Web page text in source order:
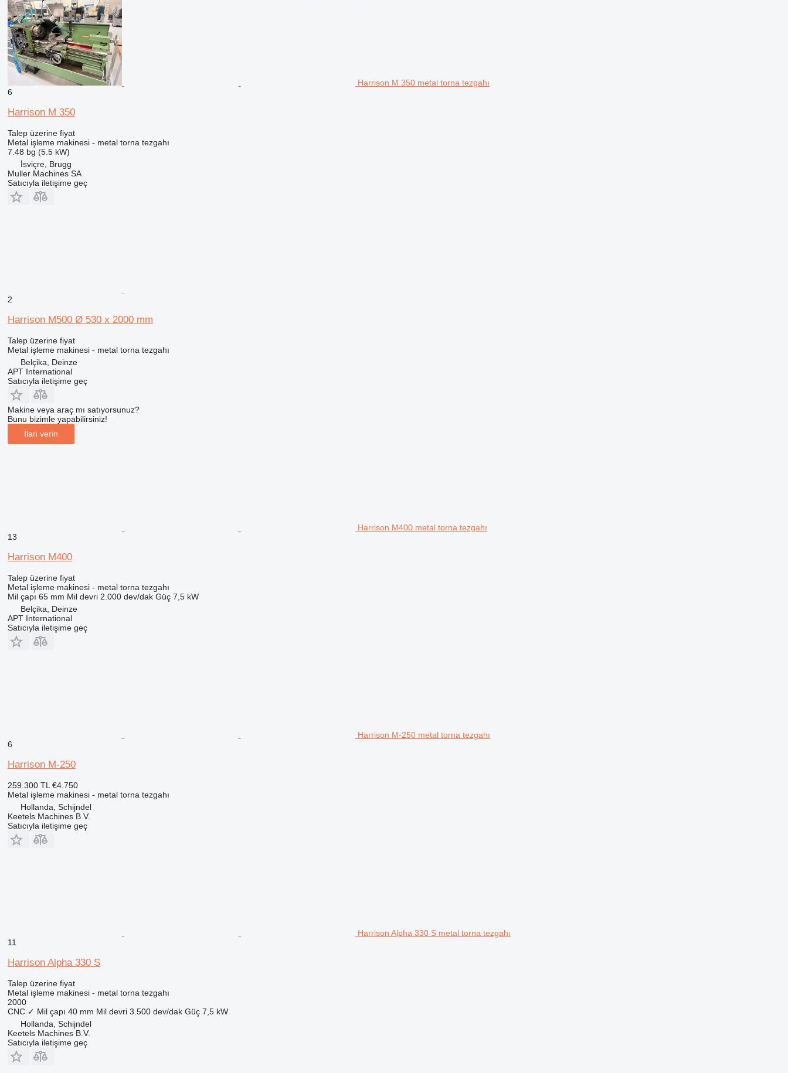
Harrison M 350 metal torna tezgahı
6
Harrison M 350
Talep üzerine fiyat
Metal işleme makinesi - metal torna tezgahı
7.48 bg (5.5 kW)
İsviçre, Brugg
Muller Machines SA
Satıcıyla iletişime geç
2
Harrison M500 Ø 530 x 2000 mm
Talep üzerine fiyat
Metal işleme makinesi - metal torna tezgahı
Belçika, Deinze
APT International
Satıcıyla iletişime geç
Makine veya araç mı satıyorsunuz?
Bunu bizimle yapabilirsiniz!
İlan verin
Harrison M400 metal torna tezgahı
13
Harrison M400
Talep üzerine fiyat
Metal işleme makinesi - metal torna tezgahı
Mil çapı 65 mm Mil devri 2.000 dev/dak Güç 7,5 kW
Belçika, Deinze
APT International
Satıcıyla iletişime geç
Harrison M-250 metal torna tezgahı
6
Harrison M-250
259.300 TL €4.750
Metal işleme makinesi - metal torna tezgahı
Hollanda, Schijndel
Keetels Machines B.V.
Satıcıyla iletişime geç
Harrison Alpha 330 S metal torna tezgahı
11
Harrison Alpha 330 S
Talep üzerine fiyat
Metal işleme makinesi - metal torna tezgahı
2000
CNC ✓ Mil çapı 40 mm Mil devri 3.500 dev/dak Güç 7,5 kW
Hollanda, Schijndel
Keetels Machines B.V.
Satıcıyla iletişime geç